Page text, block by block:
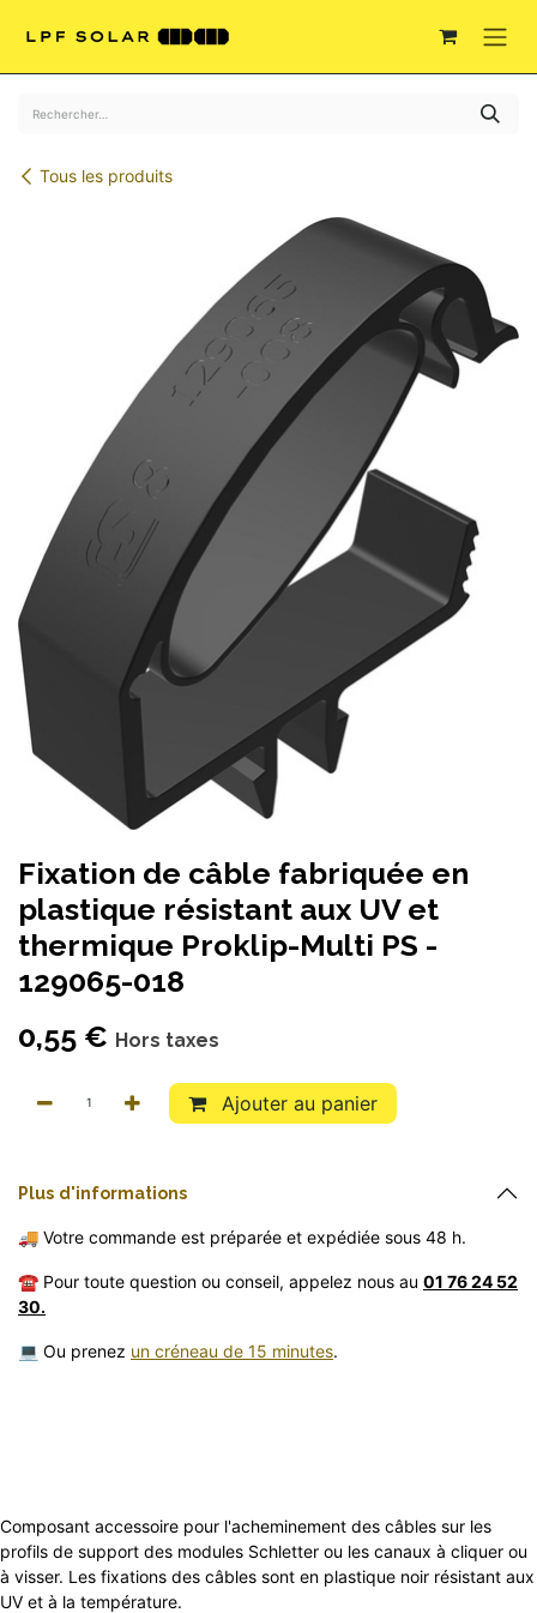
Tous les produits
Fixation de câble fabriquée en
plastique résistant aux UV et
thermique Proklip-Multi PS -
129065-018
0,55 € Hors taxes
Ajouter au panier
Pl​us d'informations
🚚 Votre commande est préparée et expédiée sous 48 h.
☎️ Pour toute question ou conseil, appelez nous au 01 76 24 52
30.
💻 Ou prenez un créneau de 15 minutes.
Composant accessoire pour l'acheminement des câbles sur les
profils de support des modules Schletter ou les canaux à cliquer ou
à visser. Les fixations des câbles sont en plastique noir résistant aux
UV et à la température.